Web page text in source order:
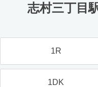
志村三丁目
1R
1DK